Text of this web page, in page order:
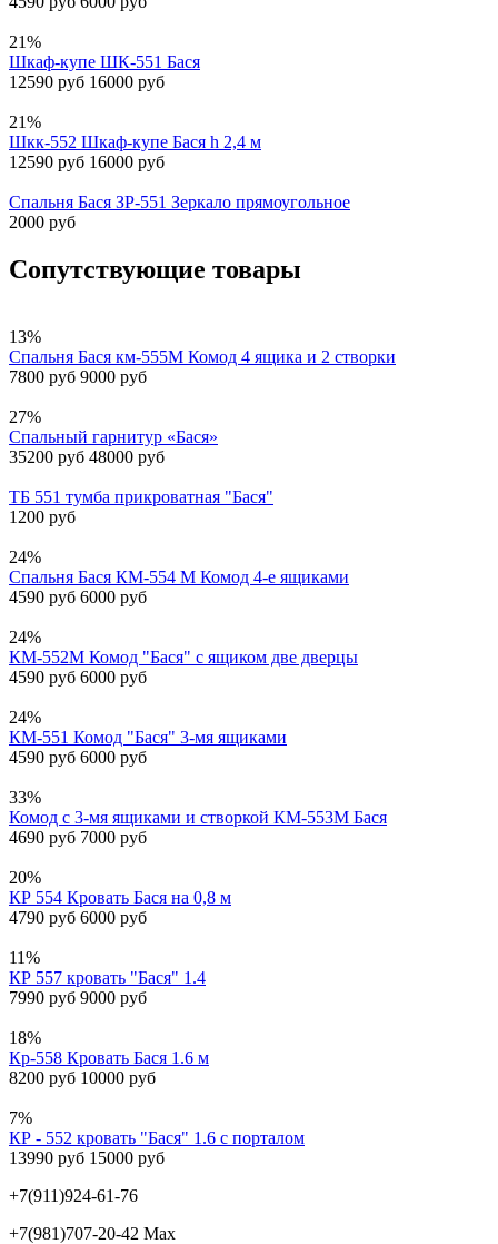
21%
Шкаф-купе ШК-551 Бася
12590 руб 16000 руб
21%
Шкк-552 Шкаф-купе Бася h 2,4 м
12590 руб 16000 руб
Спальня Бася ЗР-551 Зеркало прямоугольное
2000 руб
Сопутствующие товары
13%
Спальня Бася км-555М Комод 4 ящика и 2 створки
7800 руб 9000 руб
27%
Спальный гарнитур «Бася»
35200 руб 48000 руб
ТБ 551 тумба прикроватная "Бася"
1200 руб
24%
Спальня Бася КМ-554 М Комод 4-е ящиками
4590 руб 6000 руб
24%
КМ-552М Комод "Бася" с ящиком две дверцы
4590 руб 6000 руб
24%
КМ-551 Комод "Бася" 3-мя ящиками
4590 руб 6000 руб
33%
Комод с 3-мя ящиками и створкой КМ-553М Бася
4690 руб 7000 руб
20%
КР 554 Кровать Бася на 0,8 м
4790 руб 6000 руб
11%
КР 557 кровать "Бася" 1.4
7990 руб 9000 руб
18%
Кр-558 Кровать Бася 1.6 м
8200 руб 10000 руб
7%
КР - 552 кровать "Бася" 1.6 с порталом
13990 руб 15000 руб
+7(911)924-61-76
+7(981)707-20-42 Max